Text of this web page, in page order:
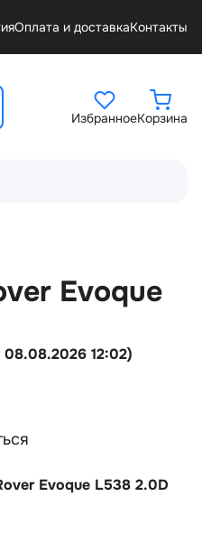
Оплата и доставкаКонтакты
ИзбранноеКорзина
Evoque
08.08.2026 12:02)
Evoque L538 2.0D